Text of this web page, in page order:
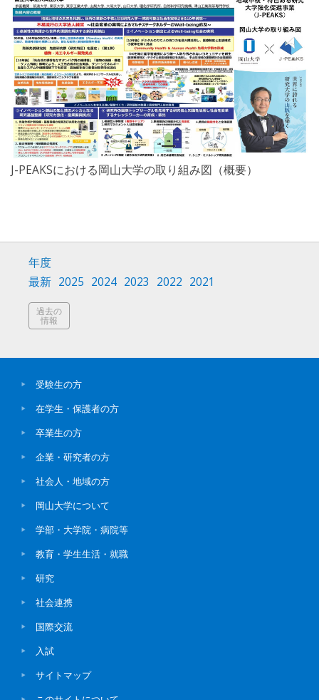
J-PEAKSにおける岡山大学の取り組み図（概要）
年度
最新 2025 2024 2023 2022 2021
過去の
情報
受験生の方
在学生・保護者の方
卒業生の方
企業・研究者の方
社会人・地域の方
岡山大学について
学部・大学院・病院等
教育・学生生活・就職
研究
社会連携
国際交流
入試
サイトマップ